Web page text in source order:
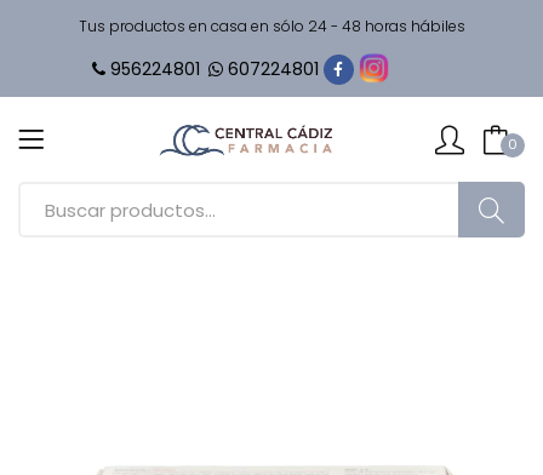
Tus productos en casa en sólo 24 - 48 horas hábiles
956224801 607224801
0